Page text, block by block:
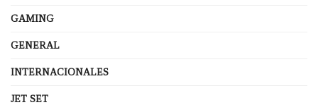
GAMING
GENERAL
INTERNACIONALES
JET SET